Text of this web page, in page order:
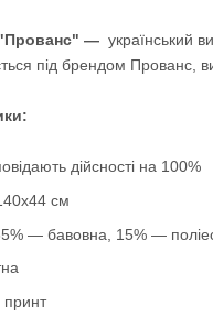
— український
під брендом Прованс,
дійсності на 100%
см
— бавовна, 15% —
принт